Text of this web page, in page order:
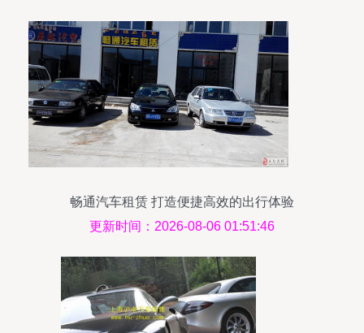
畅通汽车租赁 打造便捷高效的出行体验
更新时间：2026-08-06 01:51:46